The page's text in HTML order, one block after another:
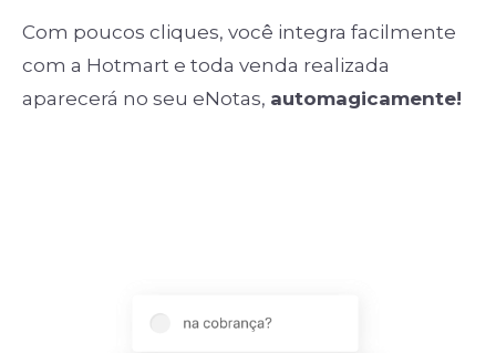
Com poucos cliques, você integra facilmente
com a Hotmart e toda venda realizada
aparecerá no seu eNotas, automagicamente!